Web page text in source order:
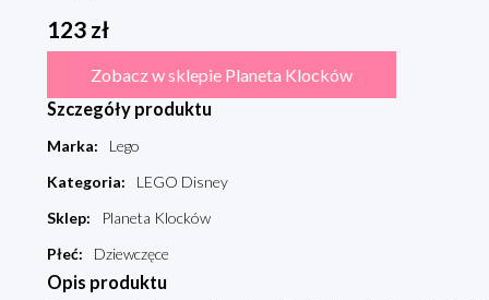
123zł
Zobacz w sklepie Planeta Klocków
Szczegóły produktu
Marka:
Lego
Kategoria:
LEGO Disney
Sklep:
Planeta Klocków
Płeć: Dziewczęce
Opis produktu